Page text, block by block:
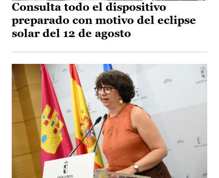
Consulta todo el dispositivo
preparado con motivo del eclipse
solar del 12 de agosto